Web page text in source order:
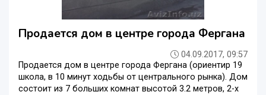
Продается дом в центре города Фергана
04.09.2017, 09:57
Продается дом в центре города Фергана (ориентир 19
школа, в 10 минут ходьбы от центрального рынка). Дом
состоит из 7 больших комнат высотой 3.2 метров, 2-x